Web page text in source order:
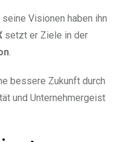
Visionen haben ihn
setzt er Ziele in der
.
bessere Zukunft durch
und Unternehmergeist